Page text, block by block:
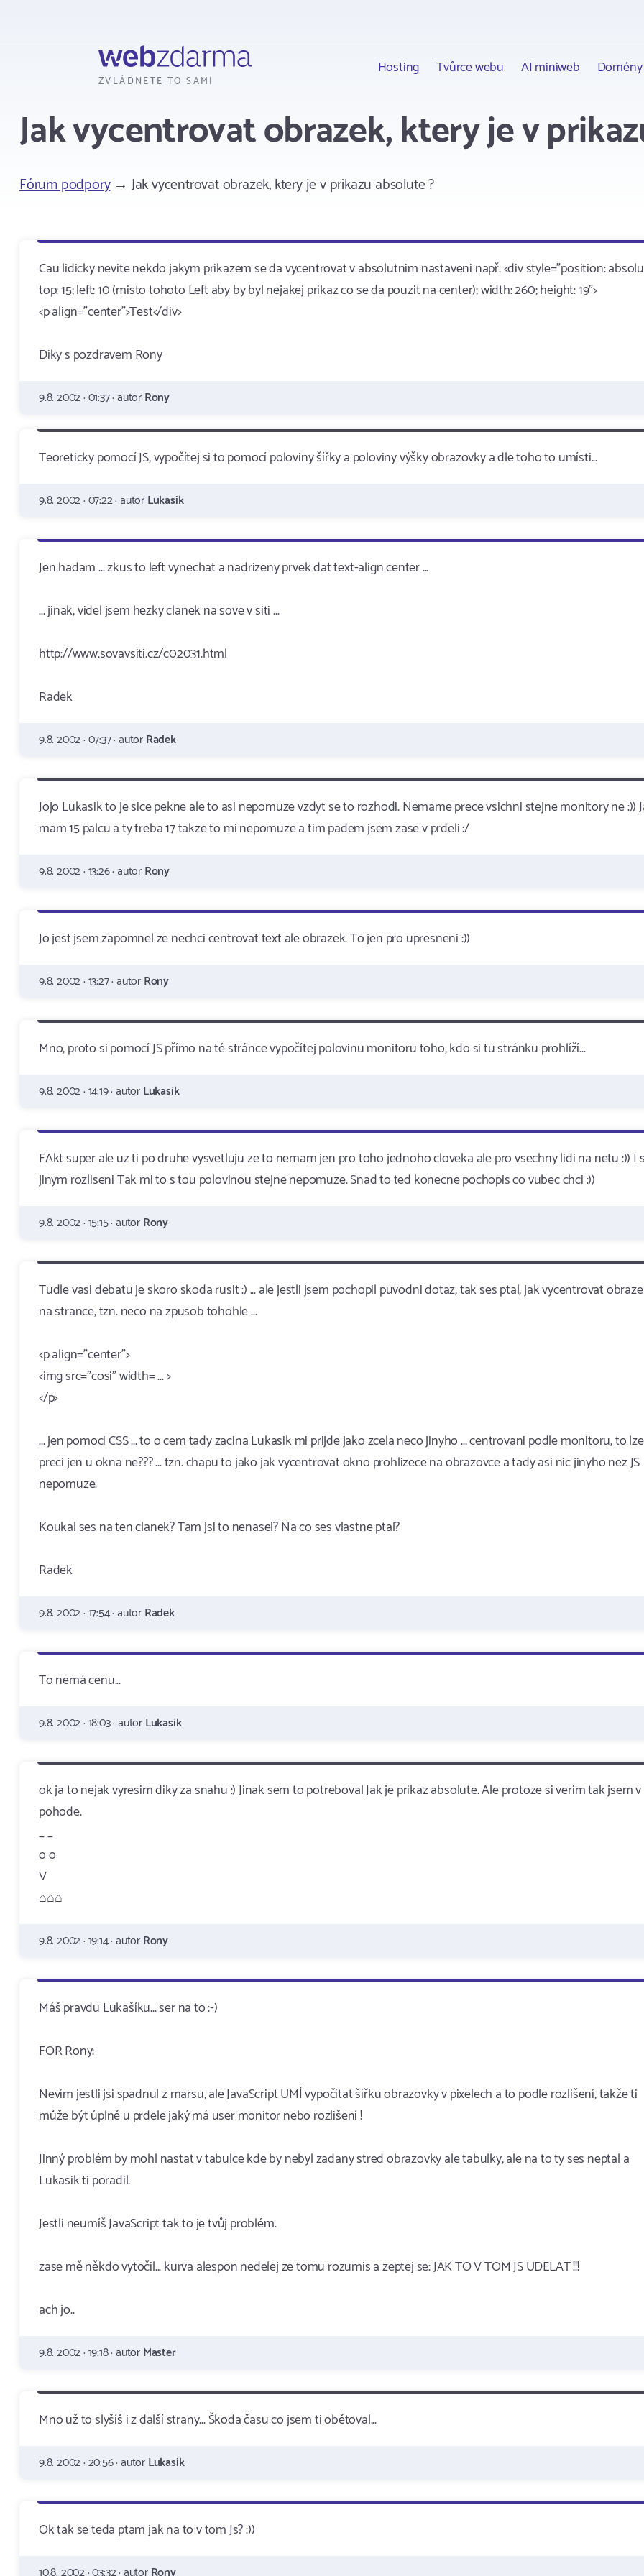
ZVLÁDNETE TO SAMI
Hosting Tvůrce webu AI miniweb Domény
Jak vycentrovat obrazek, ktery je v
Fórum podpory→ Jak vycentrovat obrazek, ktery je v prikazu absolute ?
Cau lidicky nevite nekdo jakym prikazem se da vycentrovat v absolutnim nastaveni např. <div style="position:
top: 15; left: 10 (misto tohoto Left aby by byl nejakej prikaz co se da pouzit na center); width: 260; height: 19">
<p align="center">Test</div>
Diky s pozdravem Rony
9.8. 2002 · 01:37 · autorRony
Teoreticky pomocí JS, vypočítej si to pomocí poloviny šířky a poloviny výšky obrazovky a dle toho to umísti...
9.8. 2002 · 07:22 · autorLukasik
Jen hadam ... zkus to left vynechat a nadrizeny prvek dat text-align center ...
... jinak, videl jsem hezky clanek na sove v siti ...
http://www.sovavsiti.cz/c02031.html
Radek
9.8. 2002 · 07:37 · autorRadek
Jojo Lukasik to je sice pekne ale to asi nepomuze vzdyt se to rozhodi. Nemame prece vsichni stejne monitory ne :))
mam 15 palcu a ty treba 17 takze to mi nepomuze a tim padem jsem zase v prdeli :/
9.8. 2002 · 13:26 · autorRony
Jo jest jsem zapomnel ze nechci centrovat text ale obrazek. To jen pro upresneni :))
9.8. 2002 · 13:27 · autorRony
Mno, proto si pomocí JS přímo na té stránce vypočítej polovinu monitoru toho, kdo si tu stránku prohlíží...
9.8. 2002 · 14:19 · autorLukasik
FAkt super ale uz ti po druhe vysvetluju ze to nemam jen pro toho jednoho cloveka ale pro vsechny lidi na netu :)) I
jinym rozliseni Tak mi to s tou polovinou stejne nepomuze. Snad to ted konecne pochopis co vubec chci :))
9.8. 2002 · 15:15 · autorRony
Tudle vasi debatu je skoro skoda rusit :) ... ale jestli jsem pochopil puvodni dotaz, tak ses ptal, jak vycentrovat
na strance, tzn. neco na zpusob tohohle ...
<p align="center">
<img src="cosi" width= ... >
</p>
... jen pomoci CSS ... to o cem tady zacina Lukasik mi prijde jako zcela neco jinyho ... centrovani podle monitoru, to lze
preci jen u okna ne??? ... tzn. chapu to jako jak vycentrovat okno prohlizece na obrazovce a tady asi nic jinyho nez JS
nepomuze.
Koukal ses na ten clanek? Tam jsi to nenasel? Na co ses vlastne ptal?
Radek
9.8. 2002 · 17:54 · autorRadek
To nemá cenu...
9.8. 2002 · 18:03 · autorLukasik
ok ja to nejak vyresim diky za snahu :) Jinak sem to potreboval Jak je prikaz absolute. Ale protoze si verim tak jsem v
pohode.
_ _
o o
V
⌂⌂⌂
9.8. 2002 · 19:14 · autorRony
Máš pravdu Lukašíku... ser na to :-)
FOR Rony:
Nevím jestli jsi spadnul z marsu, ale JavaScript UMÍ vypočítat šířku obrazovky v pixelech a to podle rozlišení, takže ti
může být úplně u prdele jaký má user monitor nebo rozlišení !
Jinný problém by mohl nastat v tabulce kde by nebyl zadany stred obrazovky ale tabulky, ale na to ty ses neptal a
Lukasik ti poradil.
Jestli neumíš JavaScript tak to je tvůj problém.
zase mě někdo vytočil... kurva alespon nedelej ze tomu rozumis a zeptej se: JAK TO V TOM JS UDELAT !!!
ach jo..
9.8. 2002 · 19:18 · autorMaster
Mno už to slyšíš i z další strany... Škoda času co jsem ti obětoval...
9.8. 2002 · 20:56 · autorLukasik
Ok tak se teda ptam jak na to v tom Js? :))